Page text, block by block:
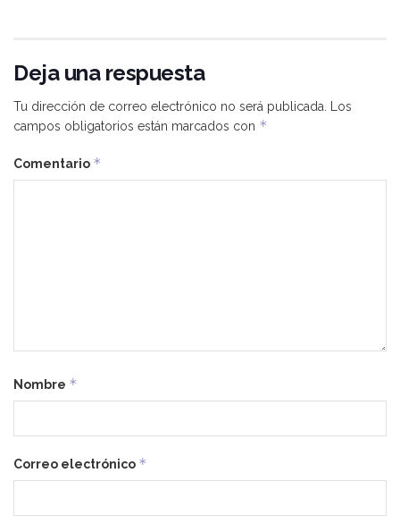
Deja una respuesta
Tu dirección de correo electrónico no será publicada. Los
campos obligatorios están marcados con *
Comentario *
Nombre *
Correo electrónico *